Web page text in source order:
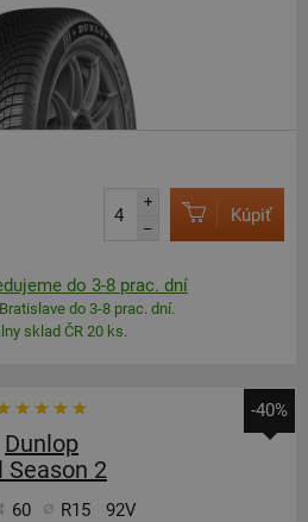
+
–
Kúpiť
do 3-8 prac. dní
do 3-8 prac. dní.
sklad ČR 20 ks.
-40%
Dunlop
Season 2
60 R15 92V